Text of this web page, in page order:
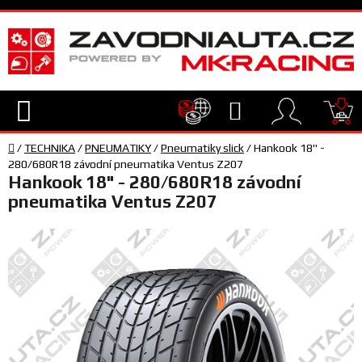
Přejít
na
obsah
Hledat
TECHNIKA
VYBAVENÍ
JEZDEC
TÝM
SERVIS
Domů
/TECHNIKA/PNEUMATIKY/Pneumatiky slick/Hankook 18" -
280/680R18 závodní pneumatika Ventus Z207
Hankook 18" - 280/680R18 závodní
pneumatika Ventus Z207